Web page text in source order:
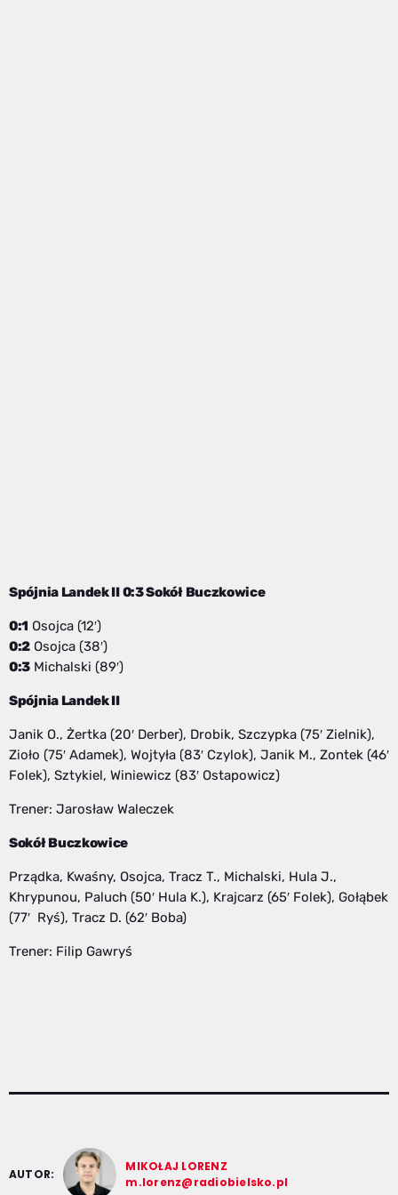
Spójnia Landek II 0:3 Sokół Buczkowice
0:1 Osojca (12′)
0:2 Osojca (38′)
0:3 Michalski (89′)
Spójnia Landek II
Janik O., Żertka (20′ Derber), Drobik, Szczypka (75′ Zielnik),
Zioło (75′ Adamek), Wojtyła (83′ Czylok), Janik M., Zontek (46′
Folek), Sztykiel, Winiewicz (83′ Ostapowicz)
Trener: Jarosław Waleczek
Sokół Buczkowice
Prządka, Kwaśny, Osojca, Tracz T., Michalski, Hula J.,
Khrypunou, Paluch (50′ Hula K.), Krajcarz (65′ Folek), Gołąbek
(77′ Ryś), Tracz D. (62′ Boba)
Trener: Filip Gawryś
AUTOR:
MIKOŁAJ LORENZ
m.lorenz@radiobielsko.pl